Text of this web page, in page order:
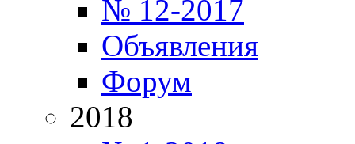
№ 12-2017
Объявления
Форум
2018